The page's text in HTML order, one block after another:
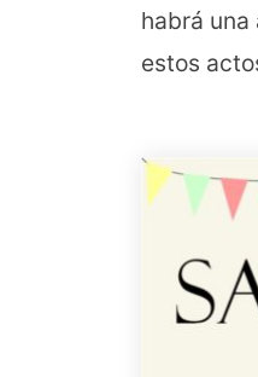
habrá
estos